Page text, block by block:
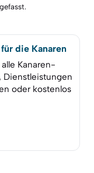
die Kanaren
Kanaren-
Dienstleistungen
oder kostenlos